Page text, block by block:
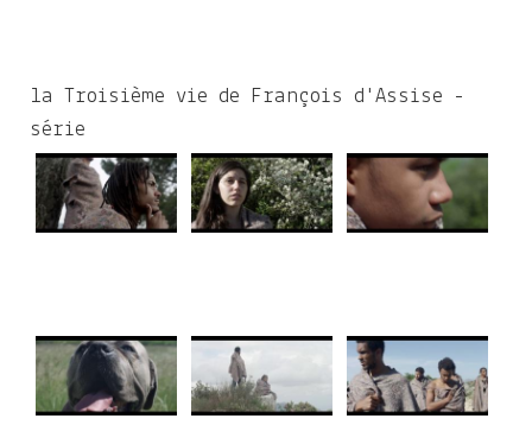
la Troisième vie de François d'Assise -
série